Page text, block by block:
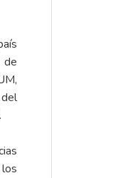
de